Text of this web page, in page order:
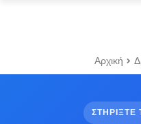
Αρχική
ΣΤΗΡΙΞΤΕ